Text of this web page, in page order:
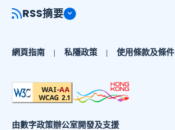
RSS摘要
網頁指南 私隱政策 使用條款及條件
由數字政策辦公室開發及支援